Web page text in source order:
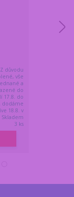
Z důvodu
vše
a
do
17.8. do
dodáme
18.8. v
Skladem
3 ks